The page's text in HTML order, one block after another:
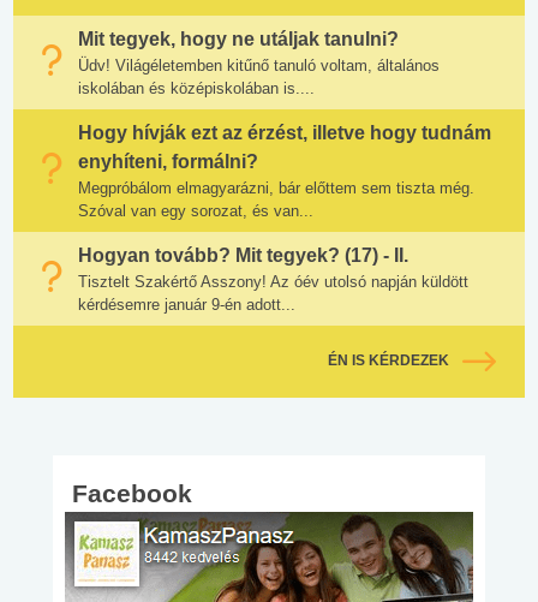
Mit tegyek, hogy ne utáljak tanulni?
Üdv! Világéletemben kitűnő tanuló voltam, általános
iskolában és középiskolában is....
Hogy hívják ezt az érzést, illetve hogy tudnám
enyhíteni, formálni?
Megpróbálom elmagyarázni, bár előttem sem tiszta még.
Szóval van egy sorozat, és van...
Hogyan tovább? Mit tegyek? (17) - II.
Tisztelt Szakértő Asszony! Az óév utolsó napján küldött
kérdésemre január 9-én adott...
ÉN IS KÉRDEZEK
Facebook